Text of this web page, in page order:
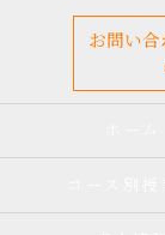
お問い合